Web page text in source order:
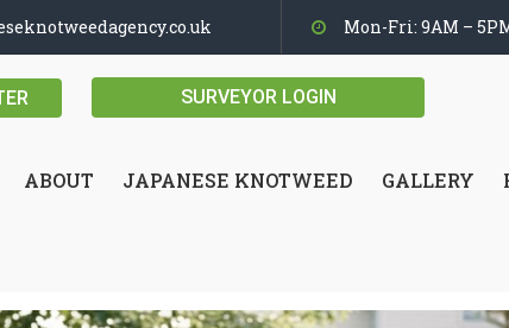
Mon-Fri: 9AM –
SURVEYOR LOGIN
ABOUT JAPANESE KNOTWEED GALLERY